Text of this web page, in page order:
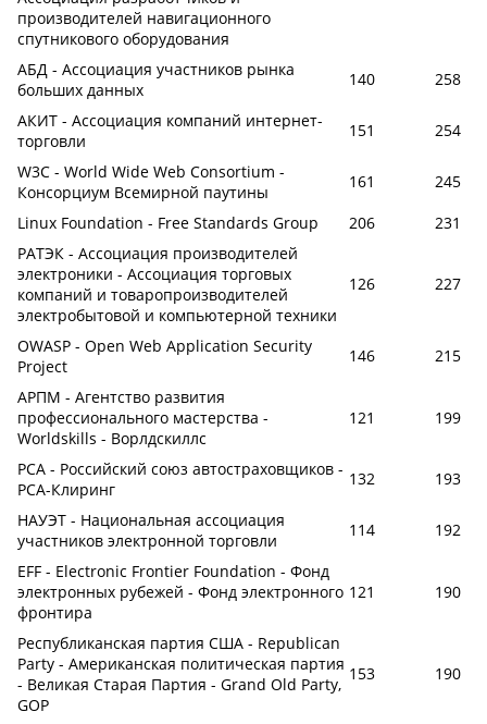
производителей навигационного
спутникового оборудования
АБД - Ассоциация участников рынка
больших данных
140
258
АКИТ - Ассоциация компаний интернет-
торговли
151
254
W3C - World Wide Web Consortium -
Консорциум Всемирной паутины
161
245
Linux Foundation - Free Standards Group
206
231
РАТЭК - Ассоциация производителей
электроники - Ассоциация торговых
компаний и товаропроизводителей
электробытовой и компьютерной техники
126 227
OWASP - Open Web Application Security
Project
146
215
АРПМ - Агентство развития
профессионального мастерства -
Worldskills - Ворлдскиллс
121 199
РСА - Российский союз автостраховщиков -
РСА-Клиринг
132
193
НАУЭТ - Национальная ассоциация
участников электронной торговли
114
192
EFF - Electronic Frontier Foundation - Фонд
электронных рубежей - Фонд электронного
фронтира
121 190
Республиканская партия США - Republican
Party - Американская политическая партия
- Великая Старая Партия - Grand Old Party,
GOP
153 190